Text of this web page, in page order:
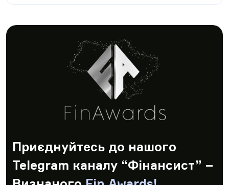
Приєднуйтесь до нашого
Telegram каналу “Фінансист” –